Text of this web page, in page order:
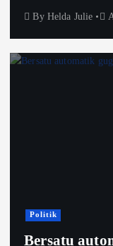
By Helda Julie
Politik
Bersatu